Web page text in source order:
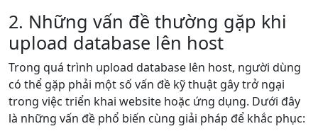
2. Những vấn đề thường gặp khi
upload database lên host
Trong quá trình upload database lên host, người dùng
có thể gặp phải một số vấn đề kỹ thuật gây trở ngại
trong việc triển khai website hoặc ứng dụng. Dưới đây
là những vấn đề phổ biến cùng giải pháp để khắc phục: